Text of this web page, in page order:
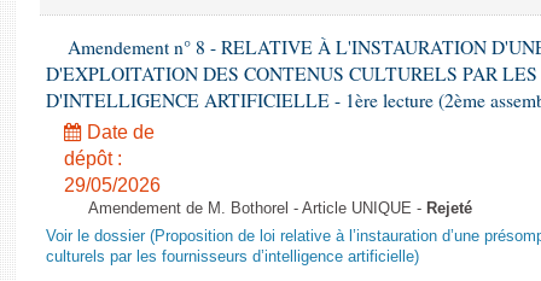
Amendement n° 8 - RELATIVE À L'INSTAURATION
D'EXPLOITATION DES CONTENUS CULTURELS PAR LES
D'INTELLIGENCE ARTIFICIELLE - 1ère lecture (2ème
Date de
dépôt :
29/05/2026
Amendement de M. Bothorel - Article UNIQUE - Rejeté
Voir le dossier (Proposition de loi relative à l’instauration d’une
culturels par les fournisseurs d’intelligence artificielle)